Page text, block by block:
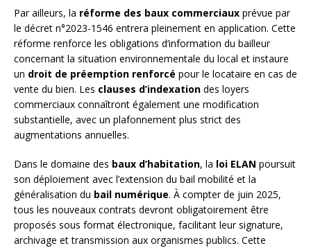
Par ailleurs, la réforme des baux commerciaux prévue par
le décret n°2023-1546 entrera pleinement en application. Cette
réforme renforce les obligations d’information du bailleur
concernant la situation environnementale du local et instaure
un droit de préemption renforcé pour le locataire en cas de
vente du bien. Les clauses d’indexation des loyers
commerciaux connaîtront également une modification
substantielle, avec un plafonnement plus strict des
augmentations annuelles.
Dans le domaine des baux d’habitation, la loi ELAN poursuit
son déploiement avec l’extension du bail mobilité et la
généralisation du bail numérique. À compter de juin 2025,
tous les nouveaux contrats devront obligatoirement être
proposés sous format électronique, facilitant leur signature,
archivage et transmission aux organismes publics. Cette